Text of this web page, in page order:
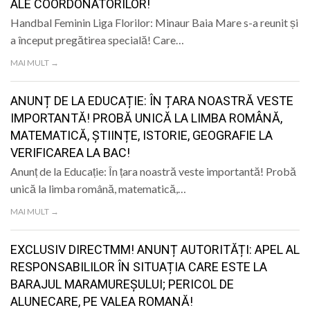
ALE COORDONATORILOR!
Handbal Feminin Liga Florilor: Minaur Baia Mare s-a reunit și
a început pregătirea specială! Care…
MAI MULT →
ANUNȚ DE LA EDUCAȚIE: ÎN ȚARA NOASTRĂ VESTE
IMPORTANTĂ! PROBĂ UNICĂ LA LIMBA ROMÂNĂ,
MATEMATICĂ, ȘTIINȚE, ISTORIE, GEOGRAFIE LA
VERIFICAREA LA BAC!
Anunț de la Educație: În țara noastră veste importantă! Probă
unică la limba română, matematică,…
MAI MULT →
EXCLUSIV DIRECTMM! ANUNȚ AUTORITĂȚI: APEL AL
RESPONSABILILOR ÎN SITUAȚIA CARE ESTE LA
BARAJUL MARAMUREȘULUI; PERICOL DE
ALUNECARE, PE VALEA ROMANĂ!